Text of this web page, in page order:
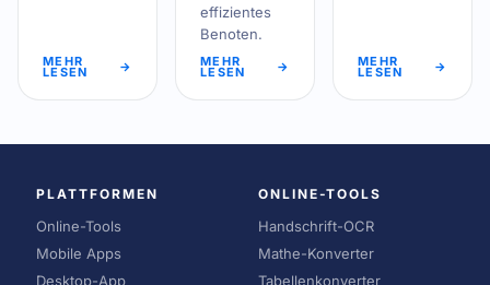
MEHR
LESEN →
effizientes
Benoten.
MEHR
LESEN → MEHR
LESEN →
PLATTFORMEN
Online-Tools
Mobile Apps
Desktop-App
ONLINE-TOOLS
Handschrift-OCR
Mathe-Konverter
Tabellenkonverter